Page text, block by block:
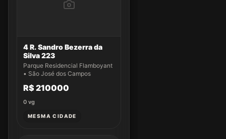
4 R. Sandro Bezerra da
Silva 223
Parque Residencial Flamboyant
• São José dos Campos
R$ 210000
0 vg
MESMA CIDADE